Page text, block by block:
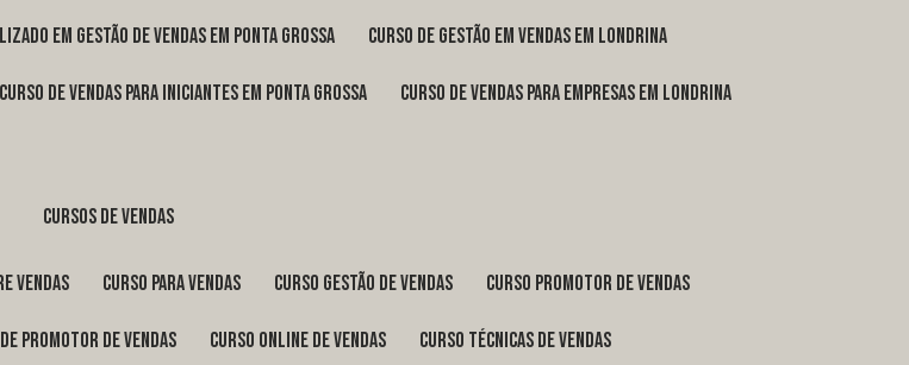
em gestão de vendas em Ponta Grossa curso de gestão em vendas em Londrina
curso de vendas para iniciantes em Ponta Grossa curso de vendas para empresas em Londrina
cursos de vendas
vendas curso para vendas curso gestão de vendas curso promotor de vendas
de promotor de vendas curso online de vendas curso técnicas de vendas